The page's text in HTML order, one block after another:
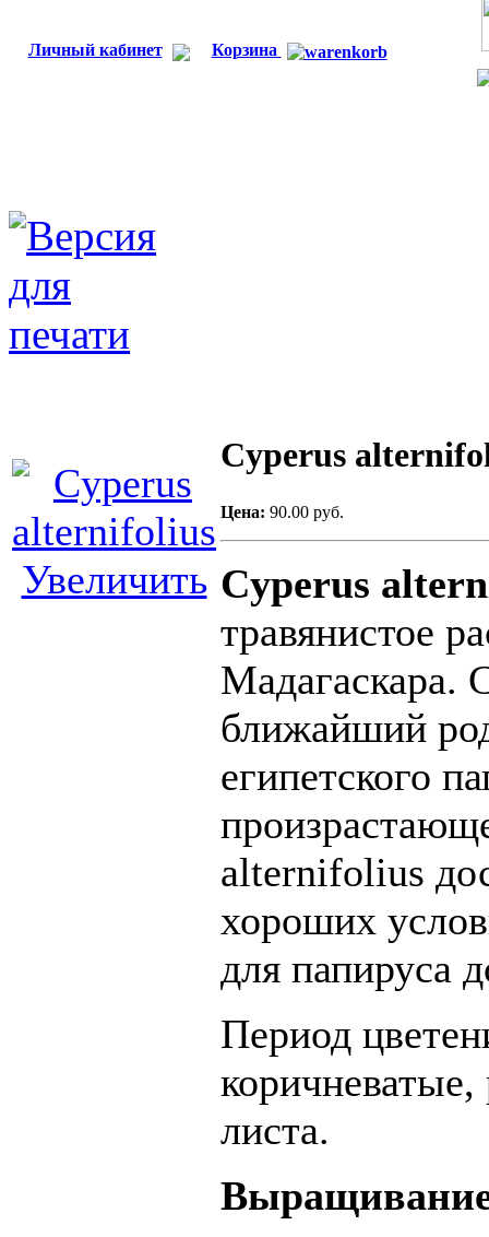
Личный кабинет Корзина
Увеличить
Cyperus
Цена: 90.00 руб.
Cyperus
травянистое
Мадагаскара.
ближайший
египетского
alternifolius
хороших
для папируса
Период
листа.